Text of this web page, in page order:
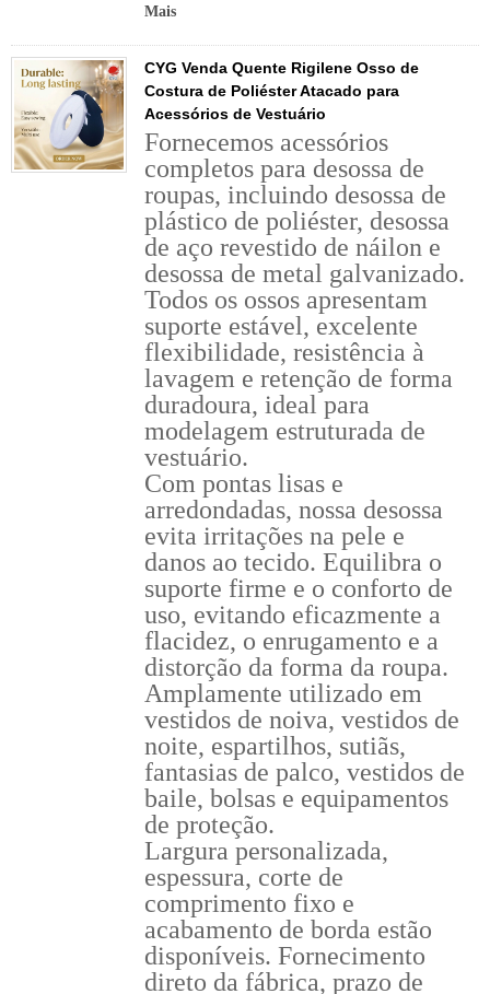
Mais
CYG Venda Quente Rigilene Osso de
Costura de Poliéster Atacado para
Acessórios de Vestuário
Fornecemos acessórios
completos para desossa de
roupas, incluindo desossa de
plástico de poliéster, desossa
de aço revestido de náilon e
desossa de metal galvanizado.
Todos os ossos apresentam
suporte estável, excelente
flexibilidade, resistência à
lavagem e retenção de forma
duradoura, ideal para
modelagem estruturada de
vestuário.
Com pontas lisas e
arredondadas, nossa desossa
evita irritações na pele e
danos ao tecido. Equilibra o
suporte firme e o conforto de
uso, evitando eficazmente a
flacidez, o enrugamento e a
distorção da forma da roupa.
Amplamente utilizado em
vestidos de noiva, vestidos de
noite, espartilhos, sutiãs,
fantasias de palco, vestidos de
baile, bolsas e equipamentos
de proteção.
Largura personalizada,
espessura, corte de
comprimento fixo e
acabamento de borda estão
disponíveis. Fornecimento
direto da fábrica, prazo de